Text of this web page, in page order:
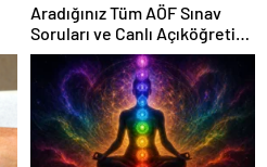
Aradığınız Tüm AÖF Sınav
Soruları ve Canlı Açıköğretim
Forumu Burada